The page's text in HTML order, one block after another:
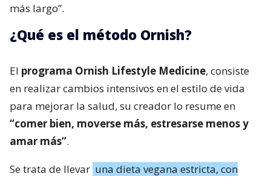
más largo”.
¿Qué es el método Ornish?
El programa Ornish Lifestyle Medicine, consiste
en realizar cambios intensivos en el estilo de vida
para mejorar la salud, su creador lo resume en
“comer bien, moverse más, estresarse menos y
amar más”.
Se trata de llevar una dieta vegana estricta, con